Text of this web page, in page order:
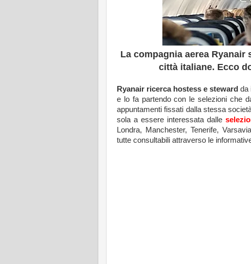
La compagnia aerea
città italiane. Ecco
Ryanair ricerca hostess e steward da
e lo fa partendo con le selezioni che
appuntamenti fissati dalla stessa
sola a essere interessata dalle
Londra, Manchester, Tenerife,
tutte consultabili attraverso le